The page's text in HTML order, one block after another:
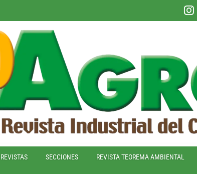
REVISTAS SECCIONES REVISTA TEOREMA AMBIENTAL